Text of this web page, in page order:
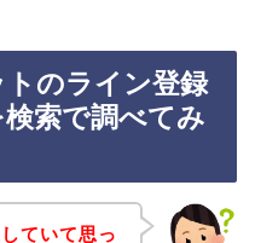
のライン登録
索で調べてみ
ていて思っ